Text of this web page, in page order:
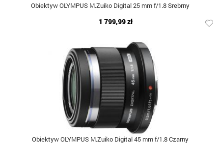
Obiektyw OLYMPUS M.Zuiko Digital 25 mm f/1.8 Srebrny
1 799,99 zł
Obiektyw OLYMPUS M.Zuiko Digital 45 mm f/1.8 Czarny